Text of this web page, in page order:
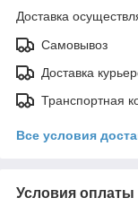
Доставка
Самовывоз
Доставка
Транспортная
Все условия
Условия оплаты